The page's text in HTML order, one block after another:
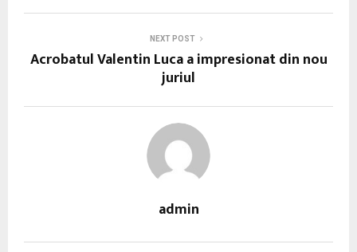
NEXT POST
Acrobatul Valentin Luca a impresionat din nou
juriul
admin